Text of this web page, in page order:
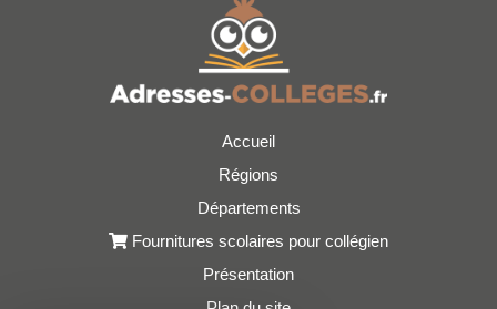
Accueil
Régions
Départements
Fournitures scolaires pour collégien
Présentation